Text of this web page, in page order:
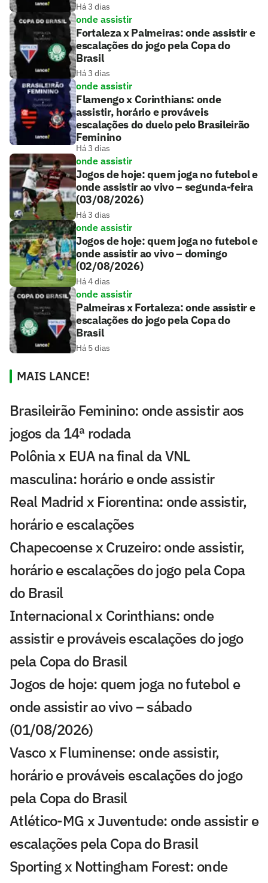
Há 3 dias
onde assistir
Fortaleza x Palmeiras: onde assistir e
escalações do jogo pela Copa do
Brasil
Há 3 dias
onde assistir
Flamengo x Corinthians: onde
assistir, horário e prováveis
escalações do duelo pelo Brasileirão
Feminino
Há 3 dias
onde assistir
Jogos de hoje: quem joga no futebol e
onde assistir ao vivo – segunda-feira
(03/08/2026)
Há 3 dias
onde assistir
Jogos de hoje: quem joga no futebol e
onde assistir ao vivo – domingo
(02/08/2026)
Há 4 dias
onde assistir
Palmeiras x Fortaleza: onde assistir e
escalações do jogo pela Copa do
Brasil
Há 5 dias
MAIS LANCE!
Brasileirão Feminino: onde assistir aos
jogos da 14ª rodada
Polônia x EUA na final da VNL
masculina: horário e onde assistir
Real Madrid x Fiorentina: onde assistir,
horário e escalações
Chapecoense x Cruzeiro: onde assistir,
horário e escalações do jogo pela Copa
do Brasil
Internacional x Corinthians: onde
assistir e prováveis escalações do jogo
pela Copa do Brasil
Jogos de hoje: quem joga no futebol e
onde assistir ao vivo – sábado
(01/08/2026)
Vasco x Fluminense: onde assistir,
horário e prováveis escalações do jogo
pela Copa do Brasil
Atlético-MG x Juventude: onde assistir e
escalações pela Copa do Brasil
Sporting x Nottingham Forest: onde